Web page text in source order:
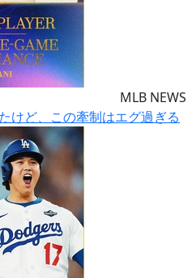
MLB NEWS
けど、この牽制はエグ過ぎる